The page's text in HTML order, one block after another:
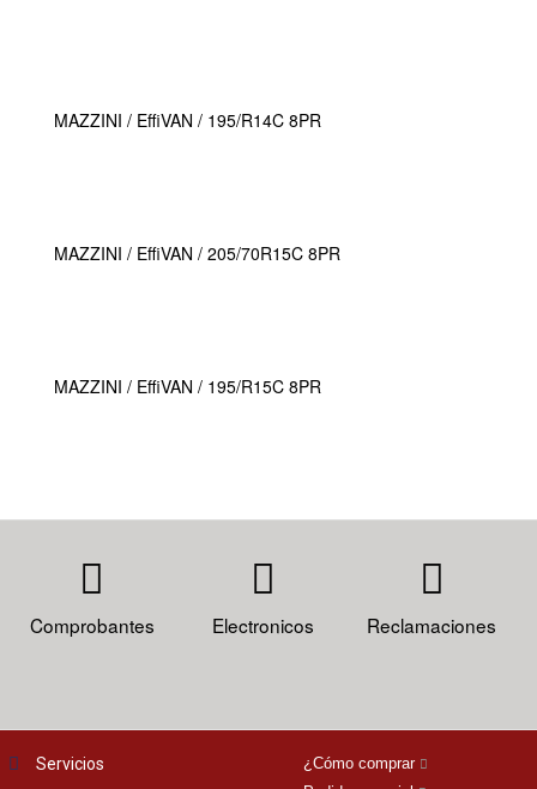
MAZZINI / EffiVAN / 195/R14C 8PR
MAZZINI / EffiVAN / 205/70R15C 8PR
MAZZINI / EffiVAN / 195/R15C 8PR
Comprobantes Electronicos Reclamaciones
Servicios
¿Cómo comprar